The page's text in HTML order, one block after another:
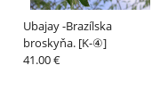
Ubajay -Brazílska
broskyňa. [K-④]
41.00 €